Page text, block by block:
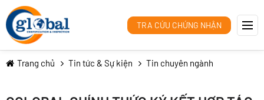
TRA CỨU CHỨNG NHẬN
Trang chủ Tin tức & Sự kiện Tin chuyên ngành